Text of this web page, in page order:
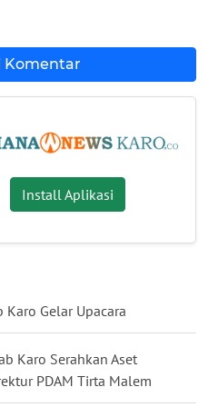
Komentar
Install Aplikasi
Gelar Upacara
Karo Serahkan Aset
PDAM Tirta Malem